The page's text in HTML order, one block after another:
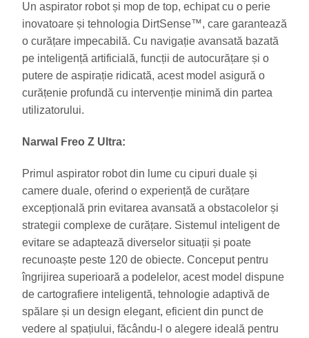
Un aspirator robot și mop de top, echipat cu o perie
inovatoare și tehnologia DirtSense™, care garantează
o curățare impecabilă. Cu navigație avansată bazată
pe inteligență artificială, funcții de autocurățare și o
putere de aspirație ridicată, acest model asigură o
curățenie profundă cu intervenție minimă din partea
utilizatorului.
Narwal Freo Z Ultra:
Primul aspirator robot din lume cu cipuri duale și
camere duale, oferind o experiență de curățare
excepțională prin evitarea avansată a obstacolelor și
strategii complexe de curățare. Sistemul inteligent de
evitare se adaptează diverselor situații și poate
recunoaște peste 120 de obiecte. Conceput pentru
îngrijirea superioară a podelelor, acest model dispune
de cartografiere inteligentă, tehnologie adaptivă de
spălare și un design elegant, eficient din punct de
vedere al spațiului, făcându-l o alegere ideală pentru